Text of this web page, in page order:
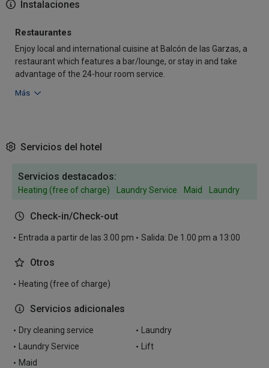
Instalaciones
Restaurantes
Enjoy local and international cuisine at Balcón de las Garzas, a
restaurant which features a bar/lounge, or stay in and take
advantage of the 24-hour room service.
Más
Servicios del hotel
Servicios destacados:
Heating (free of charge) Laundry Service Maid Laundry
Check-in/Check-out
Entrada a partir de las 3.00 pm Salida: De 1.00 pm a 13:00
Otros
Heating (free of charge)
Servicios adicionales
Dry cleaning service
Laundry
Laundry Service
Lift
Maid